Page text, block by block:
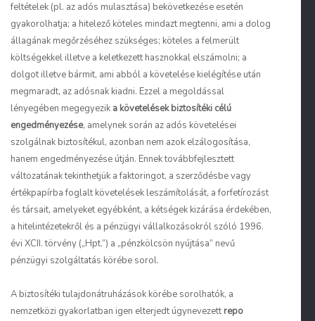
feltételek (pl. az adós mulasztása) bekövetkezése esetén
gyakorolhatja; a hitelező köteles mindazt megtenni, ami a dolog
állagának megőrzéséhez szükséges; köteles a felmerült
költségekkel illetve a keletkezett hasznokkal elszámolni; a
dolgot illetve bármit, ami abból a követelése kielégítése után
megmaradt, az adósnak kiadni. Ezzel a megoldással
lényegében megegyezik a követelések biztosítéki célú
engedményezése, amelynek során az adós követelései
szolgálnak biztosítékul, azonban nem azok elzálogosítása,
hanem engedményezése útján. Ennek továbbfejlesztett
változatának tekinthetjük a faktoringot, a szerződésbe vagy
értékpapírba foglalt követelések leszámítolását, a forfetírozást
és társait, amelyeket egyébként, a kétségek kizárása érdekében,
a hitelintézetekről és a pénzügyi vállalkozásokról szóló 1996.
évi XCII. törvény („Hpt.”) a „pénzkölcsön nyújtása” nevű
pénzügyi szolgáltatás körébe sorol.
A biztosítéki tulajdonátruházások körébe sorolhatók, a
nemzetközi gyakorlatban igen elterjedt úgynevezett repo